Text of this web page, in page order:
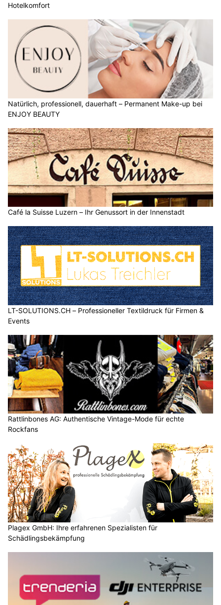
Hotelkomfort
Natürlich, professionell, dauerhaft – Permanent Make-up bei
ENJOY BEAUTY
Café la Suisse Luzern – Ihr Genussort in der Innenstadt
LT-SOLUTIONS.CH – Professioneller Textildruck für Firmen &
Events
Rattlinbones AG: Authentische Vintage-Mode für echte
Rockfans
Plagex GmbH: Ihre erfahrenen Spezialisten für
Schädlingsbekämpfung